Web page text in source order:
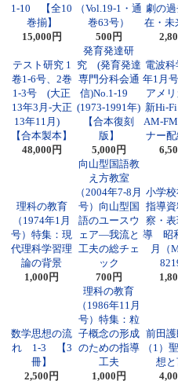
1-10 【全10
巻揃】
15,000円
（Vol.19-1・通
巻63号）
500円
劇の
在・未
テスト研究 1
卷1-6号、2巻
1-3号 (大正
13年3月-大正
13年11月)
【合本製本】
48,000円
発育発達研
究 (発育発達
専門分科会通
信)No.1-19
(1973-1991年)
【合本復刻
版】
5,000円
電波科
年1月
アメ
新Hi-
AM-
ナー
理科の教育
（1974年1月
号）特集：現
代理科学習理
論の背景
1,000円
向山型国語教
え方教室
（2004年7-8月
号）向山型国
語のユースウ
ェア―我流と
工夫の総チェ
ック
700円
小学
指導
察・
導 昭
月（
数学思想の流
れ 1-3 【3
冊】
2,500円
理科の教育
（1986年11月
号）特集：粒
子概念の形成
のための指導
工夫
1,000円
前田
（1）
想